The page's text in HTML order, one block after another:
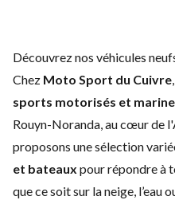
Découvrez nos véhicules
Chez Moto Sport du Cuivre
sports motorisés et marine
Rouyn-Noranda, au cœur de
proposons une sélection
et bateaux pour répondre à
que ce soit sur la neige, l’eau